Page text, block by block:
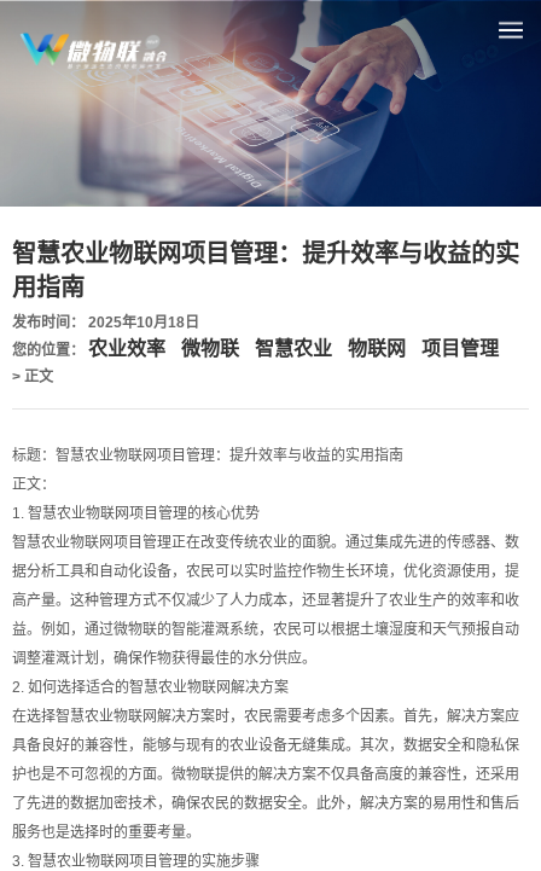
智慧农业物联网项目管理：提升效率与收益的实
用指南
发布时间： 2025年10月18日
您的位置： 农业效率 微物联 智慧农业 物联网 项目管理
> 正文
标题：智慧农业物联网项目管理：提升效率与收益的实用指南
正文：
1. 智慧农业物联网项目管理的核心优势
智慧农业物联网项目管理正在改变传统农业的面貌。通过集成先进的传感器、数
据分析工具和自动化设备，农民可以实时监控作物生长环境，优化资源使用，提
高产量。这种管理方式不仅减少了人力成本，还显著提升了农业生产的效率和收
益。例如，通过微物联的智能灌溉系统，农民可以根据土壤湿度和天气预报自动
调整灌溉计划，确保作物获得最佳的水分供应。
2. 如何选择适合的智慧农业物联网解决方案
在选择智慧农业物联网解决方案时，农民需要考虑多个因素。首先，解决方案应
具备良好的兼容性，能够与现有的农业设备无缝集成。其次，数据安全和隐私保
护也是不可忽视的方面。微物联提供的解决方案不仅具备高度的兼容性，还采用
了先进的数据加密技术，确保农民的数据安全。此外，解决方案的易用性和售后
服务也是选择时的重要考量。
3. 智慧农业物联网项目管理的实施步骤